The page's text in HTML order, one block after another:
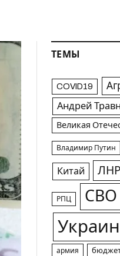
ТЕМЫ
COVID19
Андрей
Великая
Владимир Путин
Китай ЛНР
РПЦ СВО
армия